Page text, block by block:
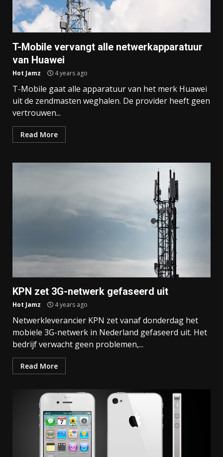
T-Mobile vervangt alle netwerkapparatuur
van Huawei
Hot Jamz 4 years ago
T-Mobile gaat alle apparatuur van het merk Huawei
uit de zendmasten weghalen. De provider heeft geen
vertrouwen...
Read More
KPN zet 3G-netwerk gefaseerd uit
Hot Jamz 4 years ago
Netwerkleverancier KPN zet vanaf donderdag het
mobiele 3G-netwerk in Nederland gefaseerd uit. Het
bedrijf verwacht geen problemen,...
Read More